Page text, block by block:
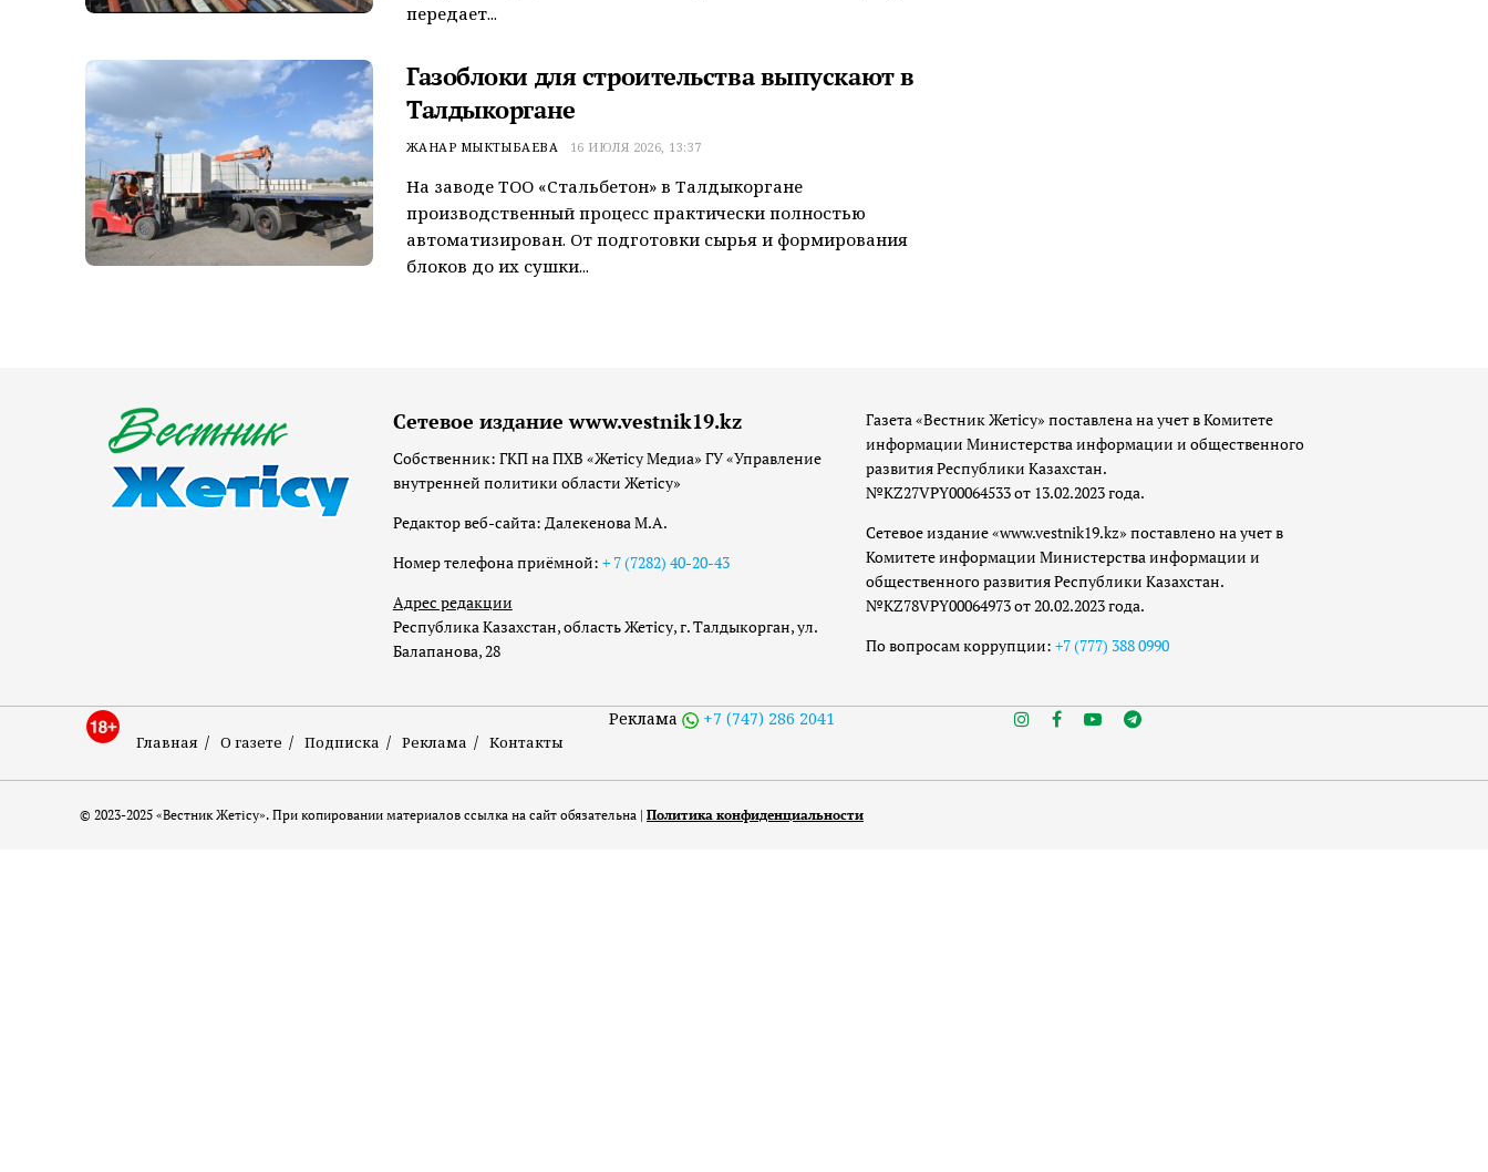
передает...
Газоблоки для строительства выпускают в
Талдыкоргане
ЖАНАР МЫКТЫБАЕВА 16 ИЮЛЯ 2026, 13:37
На заводе ТОО «Стальбетон» в Талдыкоргане
производственный процесс практически полностью
автоматизирован. От подготовки сырья и формирования
блоков до их сушки...
Сетевое издание www.vestnik19.kz
Собственник: ГКП на ПХВ «Жетісу Медиа» ГУ «Управление
внутренней политики области Жетісу»
Редактор веб-сайта: Далекенова М.А.
Номер телефона приёмной: + 7 (7282) 40-20-43
Адрес редакции
Республика Казахстан, область Жетісу, г. Талдыкорган, ул.
Балапанова, 28
Газета «Вестник Жетісу» поставлена на учет в Комитете
информации Министерства информации и общественного
развития Республики Казахстан.
№KZ27VPY00064533 от 13.02.2023 года.
Сетевое издание «www.vestnik19.kz» поставлено на учет в
Комитете информации Министерства информации и
общественного развития Республики Казахстан.
№KZ78VPY00064973 от 20.02.2023 года.
По вопросам коррупции: +7 (777) 388 0990
Главная О газете Подписка Реклама Контакты
Реклама +7 (747) 286 2041
© 2023-2025 «Вестник Жетісу». При копировании материалов ссылка на сайт обязательна | Политика конфиденциальности